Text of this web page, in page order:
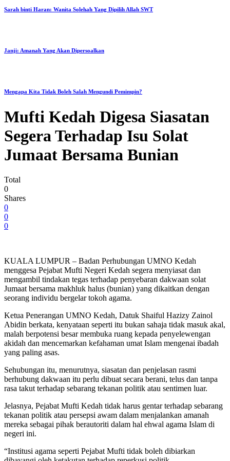
Sarah binti Haran: Wanita Solehah Yang Dipilih Allah SWT
Janji: Amanah Yang Akan Dipersoalkan
Mengapa Kita Tidak Boleh Salah Mengundi Pemimpin?
Mufti Kedah Digesa Siasatan
Segera Terhadap Isu Solat
Jumaat Bersama Bunian
Total
0
Shares
0
0
0
KUALA LUMPUR – Badan Perhubungan UMNO Kedah
menggesa Pejabat Mufti Negeri Kedah segera menyiasat dan
mengambil tindakan tegas terhadap penyebaran dakwaan solat
Jumaat bersama makhluk halus (bunian) yang dikaitkan dengan
seorang individu bergelar tokoh agama.
Ketua Penerangan UMNO Kedah, Datuk Shaiful Hazizy Zainol
Abidin berkata, kenyataan seperti itu bukan sahaja tidak masuk akal,
malah berpotensi besar membuka ruang kepada penyelewengan
akidah dan mencemarkan kefahaman umat Islam mengenai ibadah
yang paling asas.
Sehubungan itu, menurutnya, siasatan dan penjelasan rasmi
berhubung dakwaan itu perlu dibuat secara berani, telus dan tanpa
rasa takut terhadap sebarang tekanan politik atau sentimen luar.
Jelasnya, Pejabat Mufti Kedah tidak harus gentar terhadap sebarang
tekanan politik atau persepsi awam dalam menjalankan amanah
mereka sebagai pihak berautoriti dalam hal ehwal agama Islam di
negeri ini.
“Institusi agama seperti Pejabat Mufti tidak boleh dibiarkan